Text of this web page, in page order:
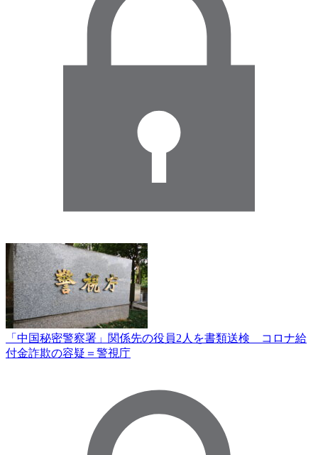
「中国秘密警察署」関係先の役員2人を書類送検 コロナ給
付金詐欺の容疑＝警視庁